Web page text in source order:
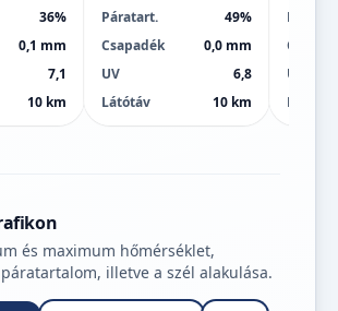
36%
0,1 mm
7,1
10 km
Páratart.
49%
Csapadék
0,0 mm
UV
6,8
Látótáv
10 km
UV
Látótáv
és maximum hőmérséklet,
illetve a szél alakulása.